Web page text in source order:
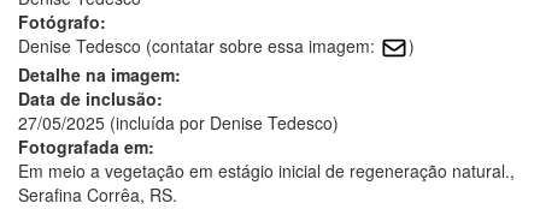
Fotógrafo:
Denise Tedesco (contatar sobre essa imagem:
)
Detalhe na imagem:
Data de inclusão:
27/05/2025 (incluída por Denise Tedesco)
Fotografada em:
Em meio a vegetação em estágio inicial de regeneração natural.,
Serafina Corrêa, RS.